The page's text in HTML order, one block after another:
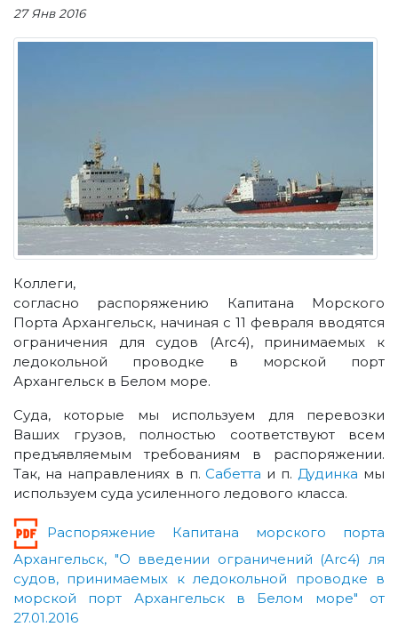
27 Янв 2016
Коллеги,
согласно распоряжению Капитана Морского
Порта Архангельск, начиная с 11 февраля вводятся
ограничения для судов (Arc4), принимаемых к
ледокольной проводке в морской порт
Архангельск в Белом море.
Суда, которые мы используем для перевозки
Ваших грузов, полностью соответствуют всем
предъявляемым требованиям в распоряжении.
Так, на направлениях в п.Сабетта и п.Дудинка мы
используем суда усиленного ледового класса.
Распоряжение Капитана морского порта
Архангельск, "О введении ограничений (Arc4) ля
судов, принимаемых к ледокольной проводке в
морской порт Архангельск в Белом море" от
27.01.2016